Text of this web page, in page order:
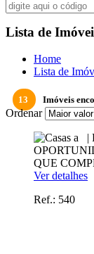
Lista de
Home
Lista de
13 Imóveis
Ordenar
Ver detalhes
Ref.: 540